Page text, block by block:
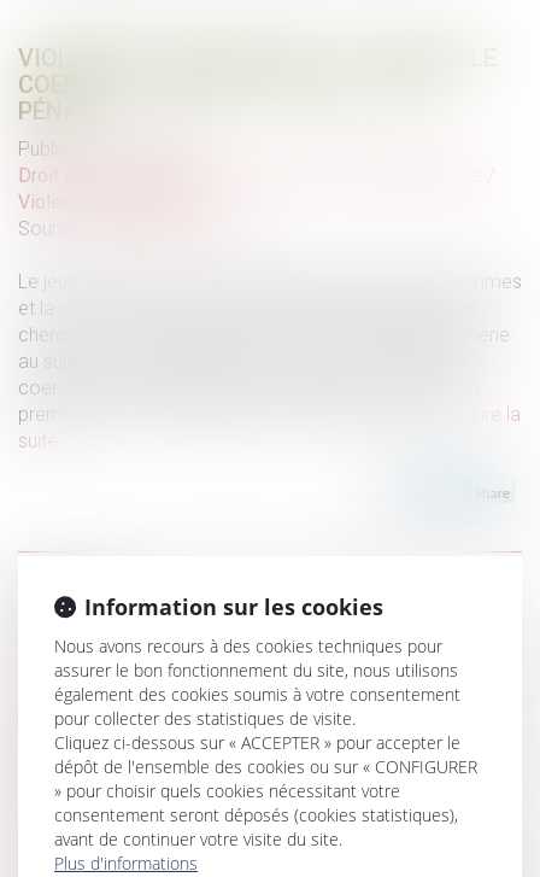
VIOLENCES CONJUGALES : LE « CONTRÔLE
COERCITIF » BIENTÔT DANS LE CODE
PÉNAL ?
Publié le :
Droit de la famille, des personnes et de leur patrimoine
Violences familiales
Source :
Le jeudi 20 mars 2025, la délégation aux droits des femmes
et la commission des Lois du Sénat auditionnaient des
chercheurs, des magistrates et un colonel de gendarmerie
au sujet de la consécration de la notion de « contrôle
coercitif » en droit français. Les députés ont adopté en
première lecture, le 28 janvier, une loi créant ce délit...
Lire la
suite
Historique
Comportement sentimental et faute grave : une frontière
franchie selon la Cour de cassation
Secret médical vs droit à la contradiction : la Cour
tranche en faveur de la confidentialité
Salariée enceinte : quelles sont les obligations de
l’employeur ?
L'indice des loyers commerciaux (ILC) : un repère pour
l'évolution des loyers
Information sur les cookies
Nous avons recours à des cookies techniques pour
assurer le bon fonctionnement du site, nous utilisons
également des cookies soumis à votre consentement
pour collecter des statistiques de visite.
Cliquez ci-dessous sur « ACCEPTER » pour accepter le
dépôt de l'ensemble des cookies ou sur « CONFIGURER
» pour choisir quels cookies nécessitant votre
consentement seront déposés (cookies statistiques),
avant de continuer votre visite du site.
Plus d'informations